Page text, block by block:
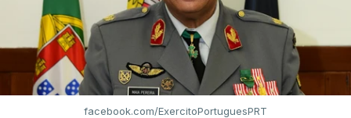
facebook.com/ExercitoPortuguesPRT